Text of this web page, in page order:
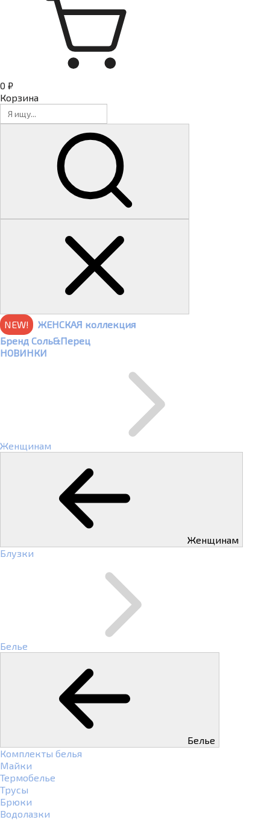
0 ₽
Корзина
NEW!
ЖЕНСКАЯ коллекция
Бренд Соль&Перец
НОВИНКИ
Женщинам
Женщинам
Блузки
Белье
Белье
Комплекты белья
Майки
Термобелье
Трусы
Брюки
Водолазки